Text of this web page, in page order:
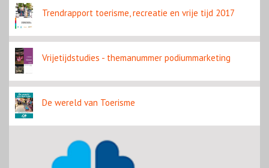
Trendrapport toerisme, recreatie en vrije tijd 2017
Vrijetijdstudies - themanummer podiummarketing
De wereld van Toerisme